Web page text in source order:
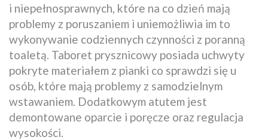
i niepełnosprawnych, które na co dzień mają
problemy z poruszaniem i uniemożliwia im to
wykonywanie codziennych czynności z poranną
toaletą. Taboret prysznicowy posiada uchwyty
pokryte materiałem z pianki co sprawdzi się u
osób, które mają problemy z samodzielnym
wstawaniem. Dodatkowym atutem jest
demontowane oparcie i poręcze oraz regulacja
wysokości.